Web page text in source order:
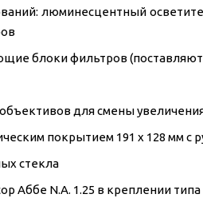
люминесцентный
блоки фильтров
для смены
покрытием 191 x 128 мм
стекла
N.A. 1.25 в креплении типа